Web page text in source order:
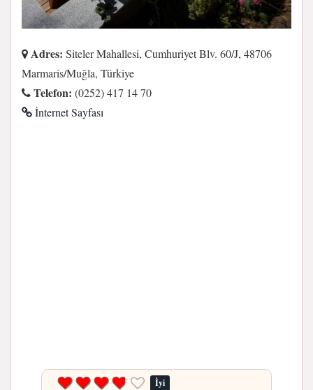
Adres: Siteler Mahallesi, Cumhuriyet Blv. 60/J, 48706
Marmaris/Muğla, Türkiye
Telefon: (0252) 417 14 70
İnternet Sayfası
İyi